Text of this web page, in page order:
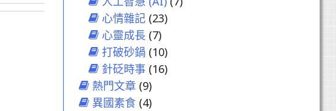
心情雜記(23)
心靈成長 (7)
打破砂鍋 (10)
針砭時事(16)
熱門文章 (9)
異國素食(4)